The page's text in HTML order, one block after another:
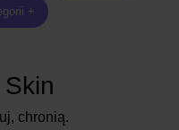
+
chronią.